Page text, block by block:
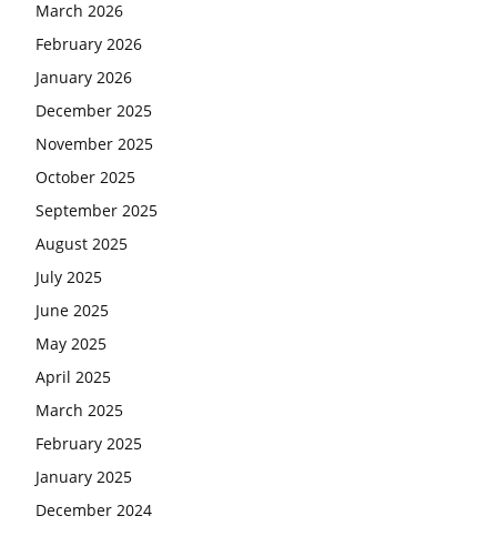
March 2026
February 2026
January 2026
December 2025
November 2025
October 2025
September 2025
August 2025
July 2025
June 2025
May 2025
April 2025
March 2025
February 2025
January 2025
December 2024